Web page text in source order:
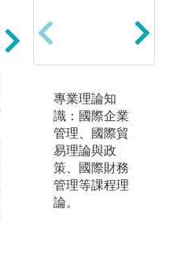
過實務個案或
全球案例之研
礎，培養學生
洞察問題、分
析問題、與解
決問題之能
力。
專業理論知
識：國際企業
管理、國際貿
易理論與政
策、國際財務
管理等課程理
論。